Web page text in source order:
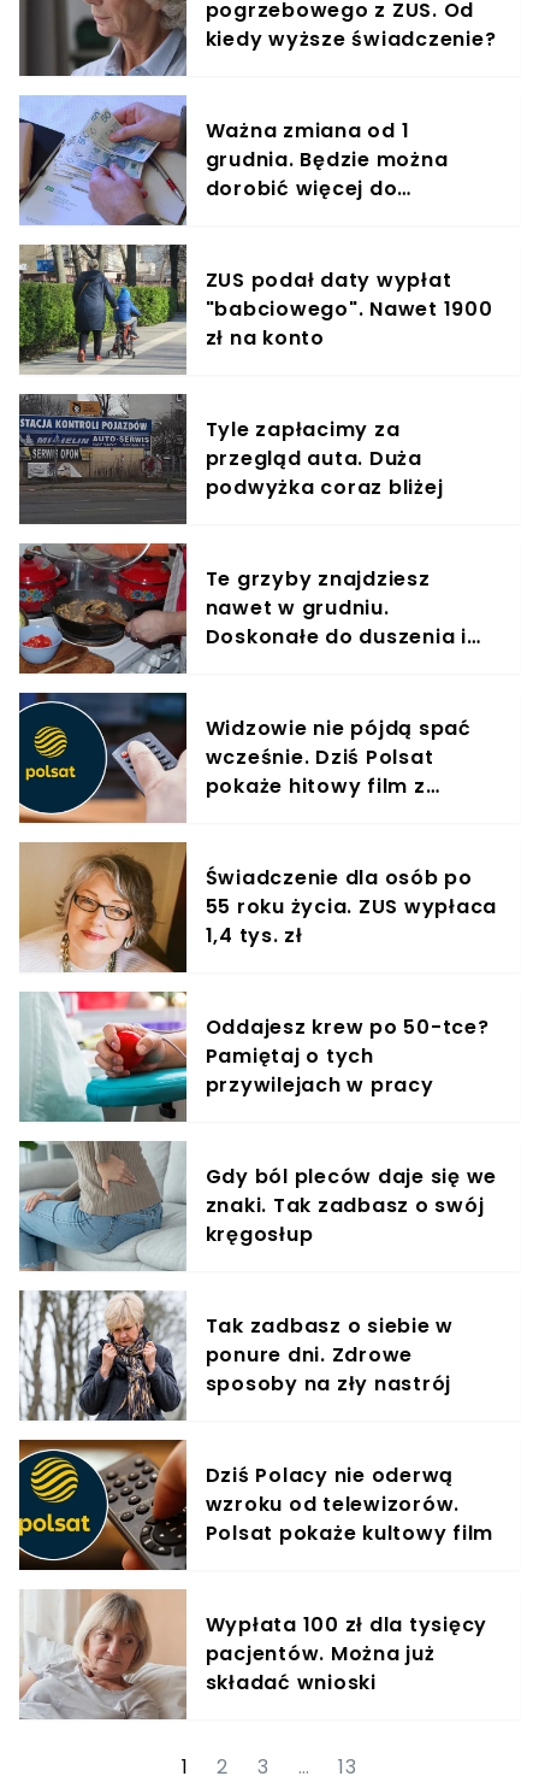
pogrzebowego z ZUS. Od
kiedy wyższe świadczenie?
Ważna zmiana od 1
grudnia. Będzie można
dorobić więcej do
ZUS podał daty wypłat
"babciowego". Nawet 1900
zł na konto
Tyle zapłacimy za
przegląd auta. Duża
podwyżka coraz bliżej
Te grzyby znajdziesz
nawet w grudniu.
Doskonałe do duszenia i
Widzowie nie pójdą spać
wcześnie. Dziś Polsat
pokaże hitowy film z
Świadczenie dla osób po
55 roku życia. ZUS wypłaca
1,4 tys. zł
Oddajesz krew po 50-tce?
Pamiętaj o tych
przywilejach w pracy
Gdy ból pleców daje się we
znaki. Tak zadbasz o swój
kręgosłup
Tak zadbasz o siebie w
ponure dni. Zdrowe
sposoby na zły nastrój
Dziś Polacy nie oderwą
wzroku od telewizorów.
Polsat pokaże kultowy film
Wypłata 100 zł dla tysięcy
pacjentów. Można już
składać wnioski
1 2 3 … 13